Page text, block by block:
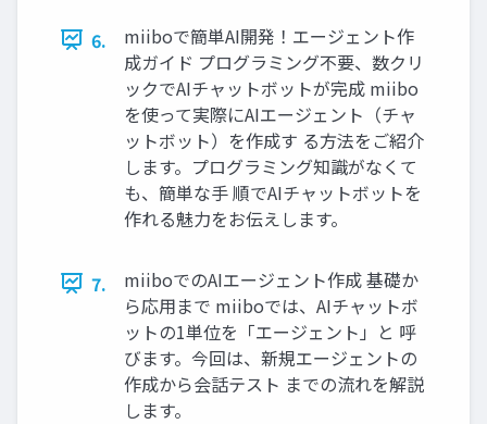
6.
miiboで簡単AI開発！エージェント作
成ガイド プログラミング不要、数クリ
ックでAIチャットボットが完成 miibo
を使って実際にAIエージェント（チャ
ットボット）を作成す る方法をご紹介
します。プログラミング知識がなくて
も、簡単な手 順でAIチャットボットを
作れる魅力をお伝えします。
7.
miiboでのAIエージェント作成 基礎か
ら応用まで miiboでは、AIチャットボ
ットの1単位を「エージェント」と 呼
びます。今回は、新規エージェントの
作成から会話テスト までの流れを解説
します。